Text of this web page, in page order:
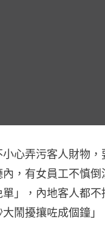
心弄污客人財物，
，有女員工不慎
」，內地客人都
鬧擾攘咗成個鐘